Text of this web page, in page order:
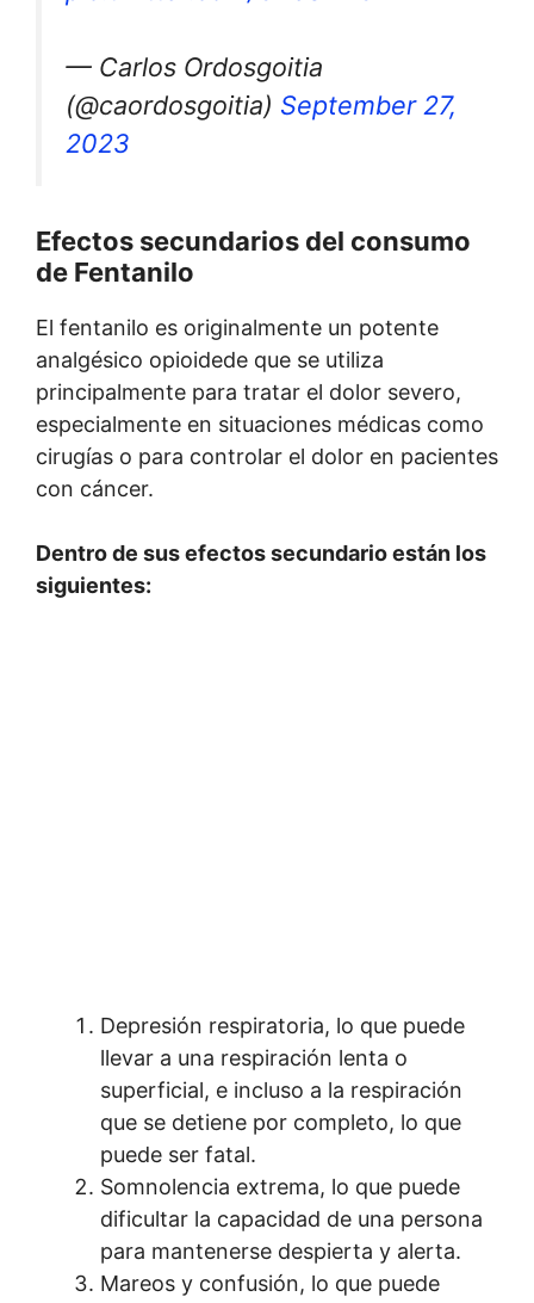
— Carlos Ordosgoitia
(@caordosgoitia) September 27,
2023
Efectos secundarios del consumo
de Fentanilo
El fentanilo es originalmente un potente
analgésico opioidede que se utiliza
principalmente para tratar el dolor severo,
especialmente en situaciones médicas como
cirugías o para controlar el dolor en pacientes
con cáncer.
Dentro de sus efectos secundario están los
siguientes:
Depresión respiratoria, lo que puede
llevar a una respiración lenta o
superficial, e incluso a la respiración
que se detiene por completo, lo que
puede ser fatal.
Somnolencia extrema, lo que puede
dificultar la capacidad de una persona
para mantenerse despierta y alerta.
Mareos y confusión, lo que puede